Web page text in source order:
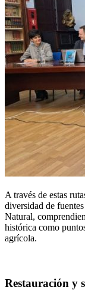
A través de estas
diversidad de
Natural,
histórica como
agrícola.
Restauración y